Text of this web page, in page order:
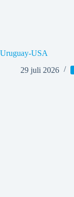
Uruguay-USA
29 juli 2026